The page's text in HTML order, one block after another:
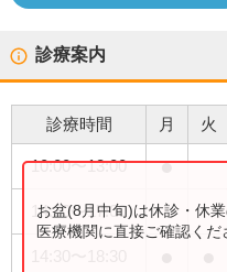
診療案内
診療時間 月 火
10:00〜13:00 ●
14:30〜17:00
お盆(8月中旬)は休診・休
医療機関に直接ご確認くだ